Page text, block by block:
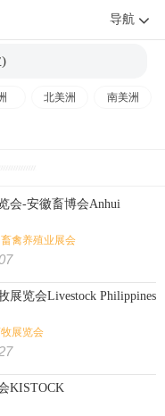
导航
北美洲 南美洲
会-安徽畜博会Anhui
禽养殖业展会
展览会Livestock Philippines
展览会
KISTOCK